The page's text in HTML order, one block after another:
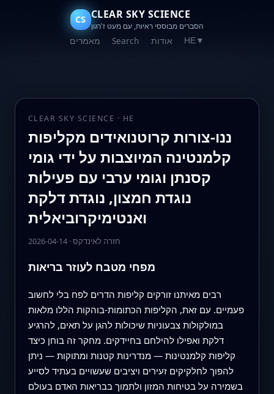
CS CLEAR SKY SCIENCE
הסברים מבוססי ראיות, עם מעט ז'רגון
מאמרים Search אודות HE▼
CLEAR SKY SCIENCE · HE
ננו-צורות קרוטנואידים מקליפות
קלמנטינה המיוצבות על ידי גומי
קסנתן וגומי ערבי עם פעילות
נוגדת חמצון, נוגדת דלקת
ואנטימיקרוביאלית
2026-04-14·חזרה לאינדקס
מפחי מטבח לעוזר בריאות
רבים מאיתנו זורקים קליפות הדרים לפח בלי לחשוב
פעמיים. עם זאת, הקליפות הכתומות-בוהקות הללו מלאות
במולקולות צבעוניות שיכולות להגן על תאים, להרגיע
דלקת ואפילו להילחם בחיידקים. מחקר זה בוחן כיצד
קליפות קלמנטינות — מנדרינות קטנות ומתוקות — ניתן
להפוך לחלקיקים זעירים ויציבים שעשויים בעתיד לסייע
בשמירה על בטיחות המזון ולתמוך בבריאות האדם בעולם